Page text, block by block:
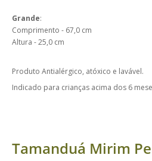
Grande:
Comprimento - 67,0 cm
Altura - 25,0 cm
Produto Antialérgico, atóxico e lavável.
Indicado para crianças acima dos 6
Tamanduá Mirim